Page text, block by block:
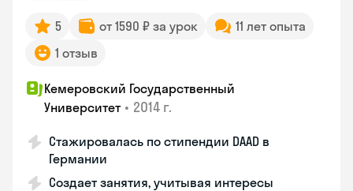
5 от 1590 ₽ за урок
11 лет опыта
1 отзыв
Кемеровский Государственный
Университет • 2014 г.
Стажировалась по стипендии DAAD в
Германии
Создает занятия, учитывая интересы